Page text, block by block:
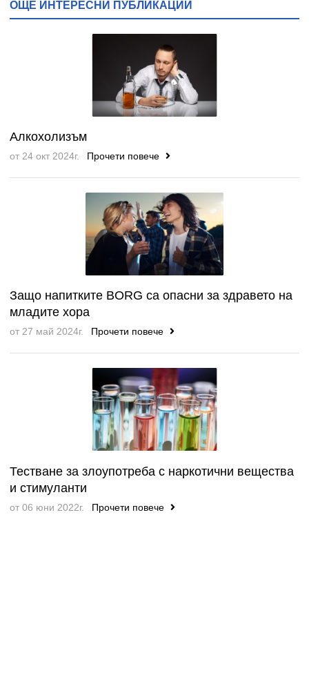
ОЩЕ ИНТЕРЕСНИ ПУБЛИКАЦИИ
Алкохолизъм
от 24 окт 2024г. Прочети повече
Защо напитките BORG са опасни за здравето на
младите хора
от 27 май 2024г. Прочети повече
Тестване за злоупотреба с наркотични вещества
и стимуланти
от 06 юни 2022г. Прочети повече